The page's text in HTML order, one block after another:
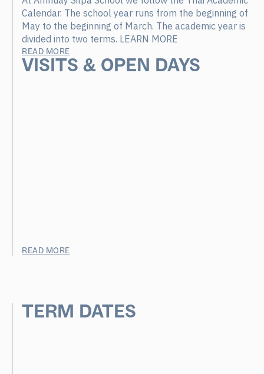
Calendar. The school year runs from the beginning of
May to the beginning of March. The academic year is
divided into two terms. LEARN MORE
READ MORE
VISITS & OPEN DAYS
READ MORE
TERM DATES